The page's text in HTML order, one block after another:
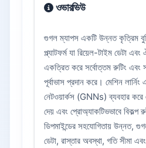
ওভারভিউ
গুগল ম্যাপস একটি উন্নত কৃত্রিম
প্ল্যাটফর্ম যা রিয়েল-টাইম ডেটা এবং
একত্রিত করে সর্বোত্তম রুটিং
পূর্বাভাস প্রদান করে। মেশিন
নেটওয়ার্কস (GNNs) ব্যবহার করে
দেয় এবং প্রোঅ্যাকটিভভাবে বিকল্প
ডিপমাইন্ডের সহযোগিতায় উন্নত,
ডেটা, রাস্তার অবস্থা, গতি সীমা